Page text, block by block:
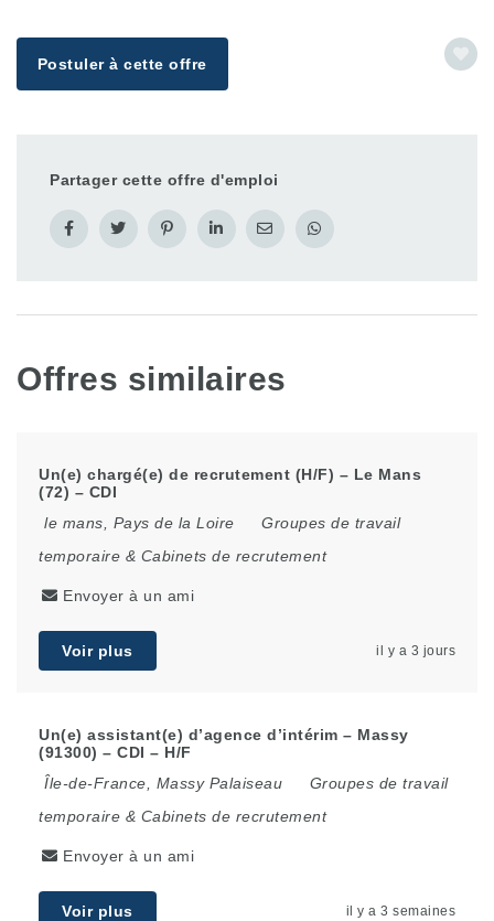
Postuler à cette offre
Partager cette offre d'emploi
Offres similaires
Un(e) chargé(e) de recrutement (H/F) – Le Mans
(72) – CDI
le mans
Pays de la Loire
Groupes de travail
temporaire & Cabinets de recrutement
Envoyer à un ami
Voir plus il y a 3 jours
Un(e) assistant(e) d’agence d’intérim – Massy
(91300) – CDI – H/F
Île-de-France
Massy Palaiseau
Groupes de travail
temporaire & Cabinets de recrutement
Envoyer à un ami
Voir plus il y a 3 semaines